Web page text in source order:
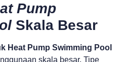
Pump
Skala Besar
Heat Pump Swimming Pool
skala besar. Tipe